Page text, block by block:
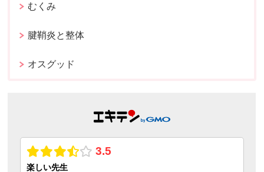
むくみ
腱鞘炎と整体
オスグッド